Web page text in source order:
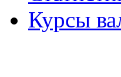
Курсы